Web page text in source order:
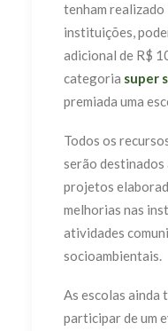
tenham
instituições,
adicional de R$
categoria super
premiada uma
Todos os
serão
projetos
melhorias nas
atividades
socioambientais.
As escolas ainda
participar de um